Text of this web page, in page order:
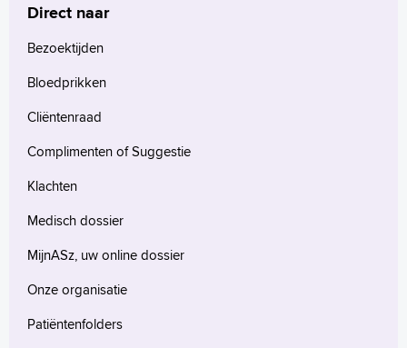
Direct naar
Bezoektijden
Bloedprikken
Cliëntenraad
Complimenten of Suggestie
Klachten
Medisch dossier
MijnASz, uw online dossier
Onze organisatie
Patiëntenfolders